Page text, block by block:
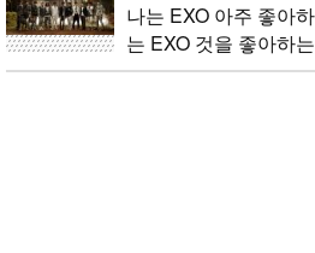
나는 EXO 아주 좋아
는 EXO 것을 좋아하
가 좋아하는 사람과
^〇^-) 선물 교환이